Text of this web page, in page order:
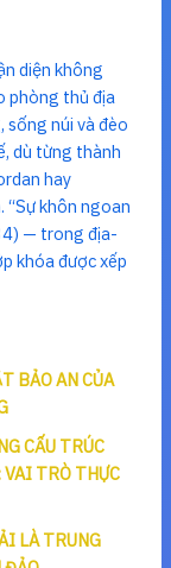
diện không
phòng thủ địa
sống núi và đèo
dù từng thành
hay
khôn ngoan
— trong địa-
khóa được xếp
BẢO AN CỦA
CẤU TRÚC
TRÒ THỰC
LÀ TRUNG